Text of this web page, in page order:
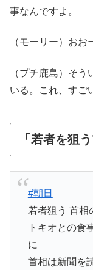
事なんですよ。
（モーリー）おお
（プチ鹿島）そ
いる。これ、すご
「若者を狙
#朝日
若者狙う 首相
トキオとの食
に
首相は新聞を